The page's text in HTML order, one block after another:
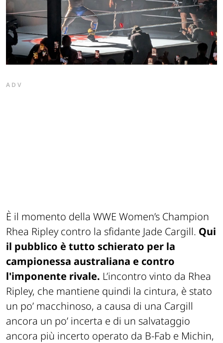
ADV
È il momento della WWE Women’s Champion
Rhea Ripley contro la sfidante Jade Cargill. Qui
il pubblico è tutto schierato per la
campionessa australiana e contro
l'imponente rivale. L’incontro vinto da Rhea
Ripley, che mantiene quindi la cintura, è stato
un po’ macchinoso, a causa di una Cargill
ancora un po’ incerta e di un salvataggio
ancora più incerto operato da B-Fab e Michin,